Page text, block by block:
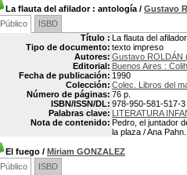
La flauta del afilador: antología / Gustavo
Público
ISBD
Título : La flauta del
Tipo de documento: texto impreso
Autores: Gustavo ROLDÁN
Editorial: Buenos Aires :
Fecha de publicación: 1990
Colección: Colec. Libros del
Número de páginas: 76 p.
ISBN/ISSN/DL: 978-950-581-517-3
Palabras clave: LITERATURA
Nota de contenido: Pedro, el juntador
la plaza / Ana
El fuego / Miriam GONZALEZ
Público
ISBD